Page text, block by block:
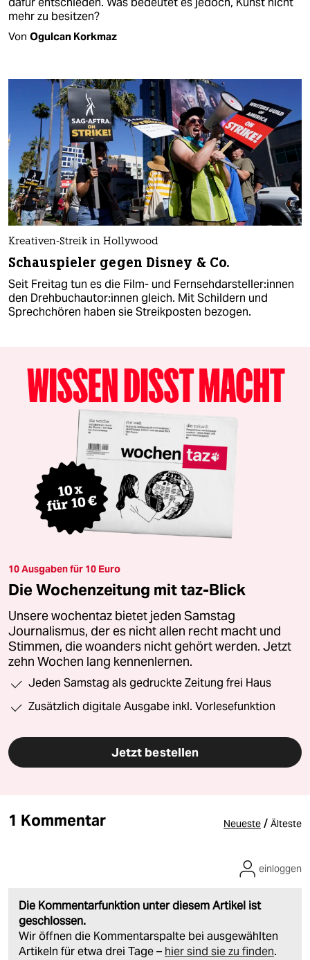
mehr zu besitzen?
Von Ogulcan Korkmaz
Kreativen-Streik in Hollywood
Schau­spie­le­r gegen Disney & Co.
Seit Freitag tun es die Film- und Fern­seh­dar­stel­le­r:in­nen
den Dreh­buch­au­to­r:in­nen gleich. Mit Schildern und
Sprechchören haben sie Streikposten bezogen.
10 Ausgaben für 10 Euro
Die Wochenzeitung mit taz-Blick
Unsere wochentaz bietet jeden Samstag
Journalismus, der es nicht allen recht macht und
Stimmen, die woanders nicht gehört werden. Jetzt
zehn Wochen lang kennenlernen.
Jeden Samstag als gedruckte Zeitung frei Haus
Zusätzlich digitale Ausgabe inkl. Vorlesefunktion
Jetzt bestellen
1 Kommentar Neueste / Älteste
Die Kommentarfunktion unter diesem Artikel ist
geschlossen.
Wir öffnen die Kommentarspalte bei ausgewählten
Artikeln für etwa drei Tage – hier sind sie zu finden.
einloggen